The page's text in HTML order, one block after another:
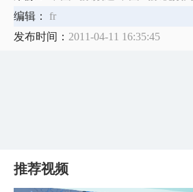
编辑：
fr
发布时间： 2011-04-11 16:35:45
推荐视频